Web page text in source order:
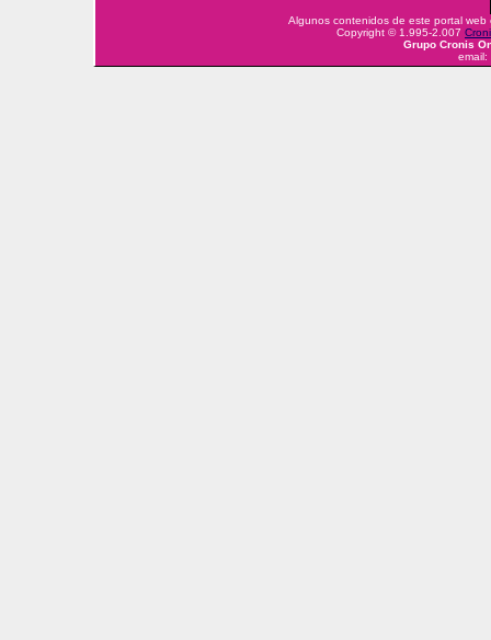
Algunos contenidos de este portal
Copyright © 1.995-2.007
Grupo Cronis
email: